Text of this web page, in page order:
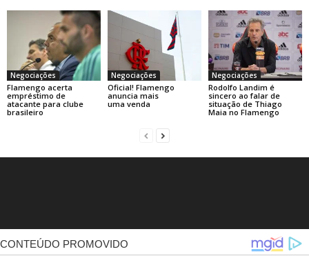
Negociações
Flamengo acerta
empréstimo de
atacante para clube
brasileiro
Negociações
Oficial! Flamengo
anuncia mais
uma venda
Negociações
Rodolfo Landim é
sincero ao falar de
situação de Thiago
Maia no Flamengo